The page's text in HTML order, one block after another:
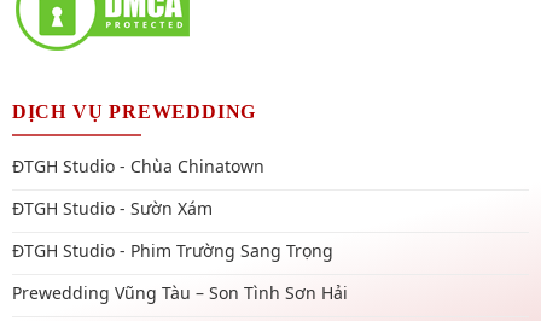
DỊCH VỤ PREWEDDING
ĐTGH Studio - Chùa Chinatown
ĐTGH Studio - Sườn Xám
ĐTGH Studio - Phim Trường Sang Trọng
Prewedding Vũng Tàu – Son Tình Sơn Hải